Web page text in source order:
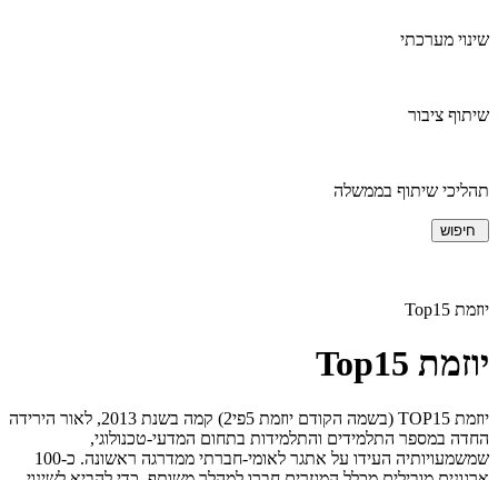
שינוי מערכתי
שיתוף ציבור
תהליכי שיתוף בממשלה
יוזמת Top15
יוזמת Top15
יוזמת TOP15 (בשמה הקודם יוזמת 5פי2) קמה בשנת 2013, לאור הירידה
החדה במספר התלמידים והתלמידות בתחום המדעי-טכנולוגי,
שמשמעויותיה העידו על אתגר לאומי-חברתי ממדרגה ראשונה. כ-100